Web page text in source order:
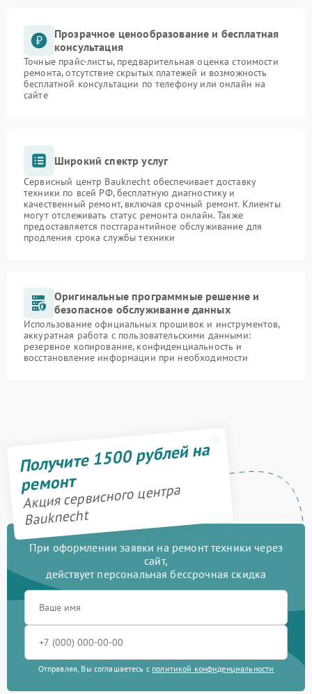
Прозрачное ценообразование и бесплатная
консультация
Точные прайс-листы, предварительная оценка стоимости
ремонта, отсутствие скрытых платежей и возможность
бесплатной консультации по телефону или онлайн на
сайте
Широкий спектр услуг
Сервисный центр Bauknecht обеспечивает доставку
техники по всей РФ, бесплатную диагностику и
качественный ремонт, включая срочный ремонт. Клиенты
могут отслеживать статус ремонта онлайн. Также
предоставляется постгарантийное обслуживание для
продления срока службы техники
Оригинальные программные решение и
безопасное обслуживание данных
Использование официальных прошивок и инструментов,
аккуратная работа с пользовательскими данными:
резервное копирование, конфиденциальность и
восстановление информации при необходимости
Получите 1500 рублей на
ремонт
Акция сервисного центра
Bauknecht
При оформлении заявки на ремонт техники через
сайт,
действует персональная бессрочная скидка
Отправляя, Вы соглашаетесь с политикой конфиденциальности